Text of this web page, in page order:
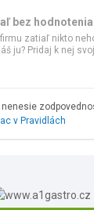
bez hodnotenia
zatiaľ nikto
ju? Pridaj k nej
nenesie
v Pravidlách